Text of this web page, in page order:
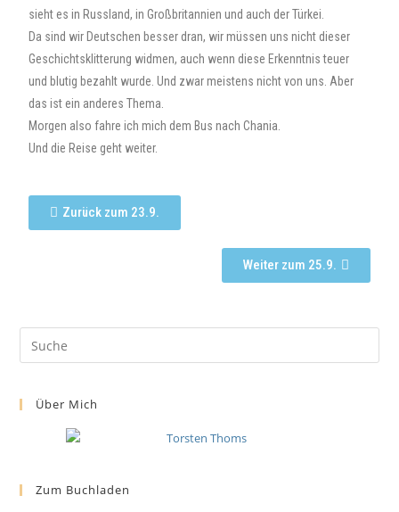
sieht es in Russland, in Großbritannien und auch der Türkei.
Da sind wir Deutschen besser dran, wir müssen uns nicht dieser
Geschichtsklitterung widmen, auch wenn diese Erkenntnis teuer
und blutig bezahlt wurde. Und zwar meistens nicht von uns. Aber
das ist ein anderes Thema.
Morgen also fahre ich mich dem Bus nach Chania.
Und die Reise geht weiter.
Zurück zum 23.9.
Weiter zum 25.9.
Über Mich
Zum Buchladen